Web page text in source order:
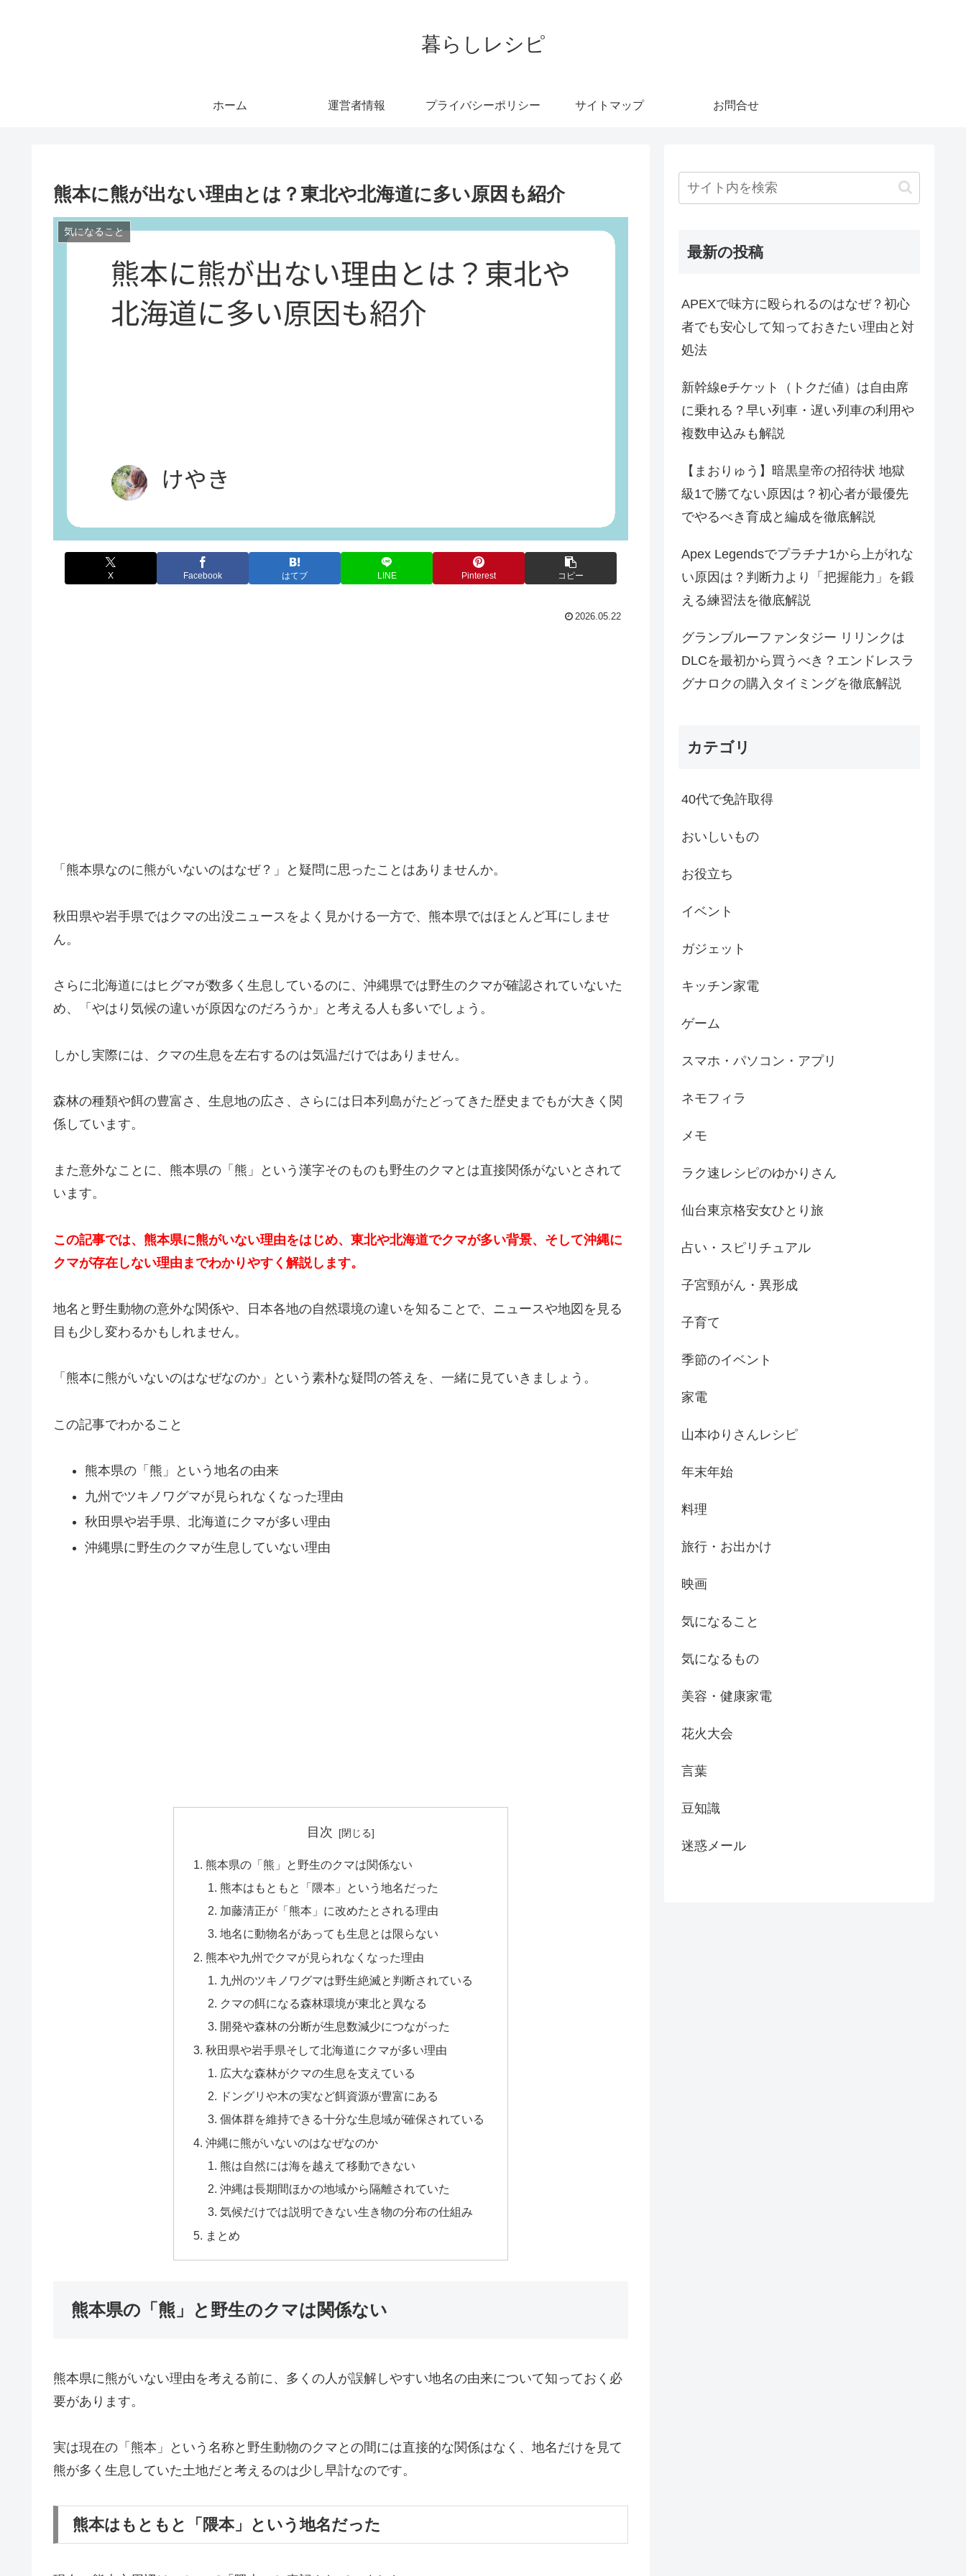
暮らしレシピ
ホーム 運営者情報 プライバシーポリシー サイトマップ お問合せ
熊本に熊が出ない理由とは？東北や北海道に多い原因も紹介
気になること
X Facebook はてブ LINE Pinterest コピー
2026.05.22
「熊本県なのに熊がいないのはなぜ？」と疑問に思ったことはありませんか。
秋田県や岩手県ではクマの出没ニュースをよく見かける一方で、熊本県ではほとんど耳にしませ
ん。
さらに北海道にはヒグマが数多く生息しているのに、沖縄県では野生のクマが確認されていないた
め、「やはり気候の違いが原因なのだろうか」と考える人も多いでしょう。
しかし実際には、クマの生息を左右するのは気温だけではありません。
森林の種類や餌の豊富さ、生息地の広さ、さらには日本列島がたどってきた歴史までもが大きく関
係しています。
また意外なことに、熊本県の「熊」という漢字そのものも野生のクマとは直接関係がないとされて
います。
この記事では、熊本県に熊がいない理由をはじめ、東北や北海道でクマが多い背景、そして沖縄に
クマが存在しない理由までわかりやすく解説します。
地名と野生動物の意外な関係や、日本各地の自然環境の違いを知ることで、ニュースや地図を見る
目も少し変わるかもしれません。
「熊本に熊がいないのはなぜなのか」という素朴な疑問の答えを、一緒に見ていきましょう。
この記事でわかること
熊本県の「熊」という地名の由来
九州でツキノワグマが見られなくなった理由
秋田県や岩手県、北海道にクマが多い理由
沖縄県に野生のクマが生息していない理由
目次
熊本県の「熊」と野生のクマは関係ない
熊本はもともと「隈本」という地名だった
加藤清正が「熊本」に改めたとされる理由
地名に動物名があっても生息とは限らない
熊本や九州でクマが見られなくなった理由
九州のツキノワグマは野生絶滅と判断されている
クマの餌になる森林環境が東北と異なる
開発や森林の分断が生息数減少につながった
秋田県や岩手県そして北海道にクマが多い理由
広大な森林がクマの生息を支えている
ドングリや木の実など餌資源が豊富にある
個体群を維持できる十分な生息域が確保されている
沖縄に熊がいないのはなぜなのか
熊は自然には海を越えて移動できない
沖縄は長期間ほかの地域から隔離されていた
気候だけでは説明できない生き物の分布の仕組み
まとめ
熊本県の「熊」と野生のクマは関係ない
熊本県に熊がいない理由を考える前に、多くの人が誤解しやすい地名の由来について知っておく必
要があります。
実は現在の「熊本」という名称と野生動物のクマとの間には直接的な関係はなく、地名だけを見て
熊が多く生息していた土地だと考えるのは少し早計なのです。
熊本はもともと「隈本」という地名だった
最新の投稿
APEXで味方に殴られるのはなぜ？初心
者でも安心して知っておきたい理由と対
処法
新幹線eチケット（トクだ値）は自由席
に乗れる？早い列車・遅い列車の利用や
複数申込みも解説
【まおりゅう】暗黒皇帝の招待状 地獄
級1で勝てない原因は？初心者が最優先
でやるべき育成と編成を徹底解説
Apex Legendsでプラチナ1から上がれな
い原因は？判断力より「把握能力」を鍛
える練習法を徹底解説
グランブルーファンタジー リリンクは
DLCを最初から買うべき？エンドレスラ
グナロクの購入タイミングを徹底解説
カテゴリ
40代で免許取得
おいしいもの
お役立ち
イベント
ガジェット
キッチン家電
ゲーム
スマホ・パソコン・アプリ
ネモフィラ
メモ
ラク速レシピのゆかりさん
仙台東京格安女ひとり旅
占い・スピリチュアル
子宮頸がん・異形成
子育て
季節のイベント
家電
山本ゆりさんレシピ
年末年始
料理
旅行・お出かけ
映画
気になること
気になるもの
美容・健康家電
花火大会
言葉
豆知識
迷惑メール